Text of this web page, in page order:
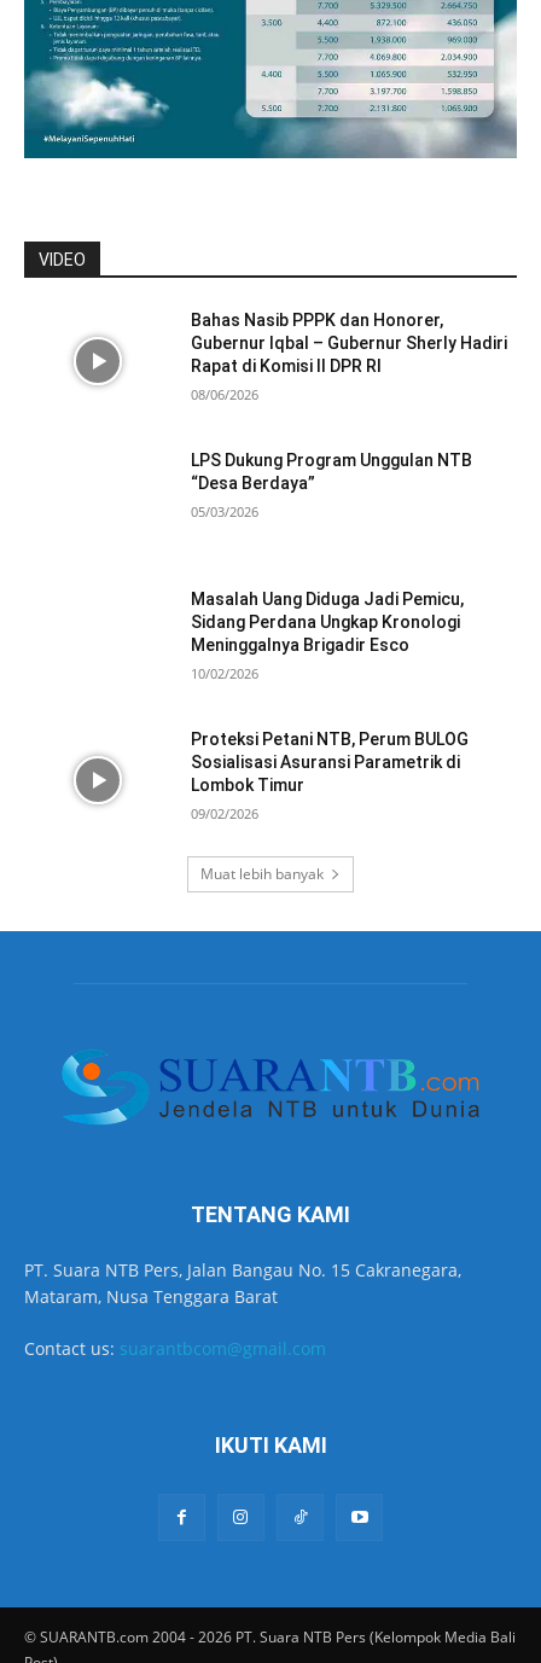
VIDEO
Bahas Nasib PPPK dan Honorer,
Gubernur Iqbal – Gubernur Sherly Hadiri
Rapat di Komisi II DPR RI
08/06/2026
LPS Dukung Program Unggulan NTB
“Desa Berdaya”
05/03/2026
Masalah Uang Diduga Jadi Pemicu,
Sidang Perdana Ungkap Kronologi
Meninggalnya Brigadir Esco
10/02/2026
Proteksi Petani NTB, Perum BULOG
Sosialisasi Asuransi Parametrik di
Lombok Timur
09/02/2026
Muat lebih banyak
TENTANG KAMI
PT. Suara NTB Pers, Jalan Bangau No. 15 Cakranegara,
Mataram, Nusa Tenggara Barat
Contact us: suarantbcom@gmail.com
IKUTI KAMI
© SUARANTB.com 2004 - 2026 PT. Suara NTB Pers (Kelompok Media Bali